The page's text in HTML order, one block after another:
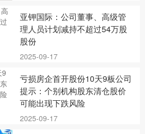
亚钾国际：公司董事、高级管
理人员计划减持不超过54万股
股份
2025-09-17
亏损房企首开股份10天9板公司
提示：个别机构股东清仓股价
可能出现下跌风险
2025-09-17